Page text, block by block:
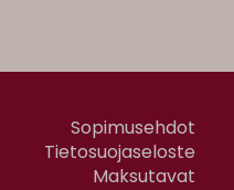
Sopimusehdot
Tietosuojaseloste
Maksutavat